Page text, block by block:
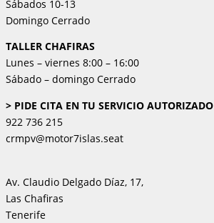
Sábados 10-13
Domingo Cerrado
TALLER CHAFIRAS
Lunes – viernes 8:00 – 16:00
Sábado – domingo Cerrado
> PIDE CITA EN TU SERVICIO AUTORIZADO
922 736 215
crmpv@motor7islas.seat
Av. Claudio Delgado Díaz, 17,
Las Chafiras
Tenerife